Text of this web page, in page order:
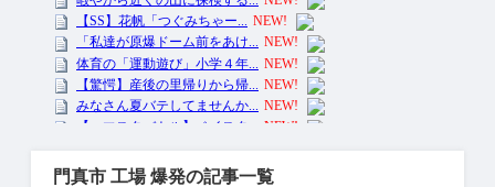
門真市 工場 爆発の記事一覧